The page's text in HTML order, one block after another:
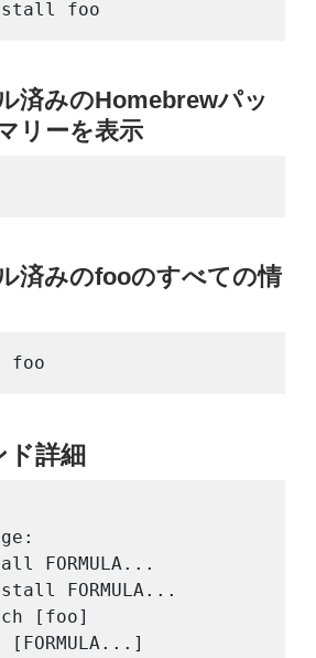
済みのHomebrewパッ
リーを表示
済みのfooのすべての情
詳細
FORMULA...
FORMULA...
[foo]
[FORMULA...]